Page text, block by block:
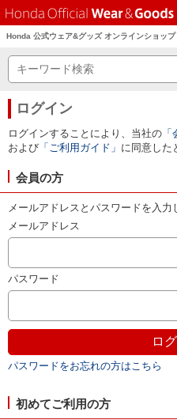
Honda 公式ウェア&グッズ オンラインショップ
ログイン
ログインすることにより、当社の
および 「ご利用ガイド」 に同意した
会員の方
メールアドレスとパスワードを入力
メールアドレス
パスワード
パスワードをお忘れの方はこちら
初めてご利用の方